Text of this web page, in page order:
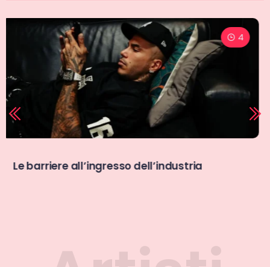
5
Nessuno vive il calcio (e il Bologna) come